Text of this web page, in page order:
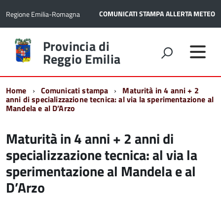
Regione Emilia-Romagna COMUNICATI STAMPAALLERTA METEO
Torna
alla
home
Provincia di
Reggio Emilia
Home Comunicati stampa Maturità in 4 anni + 2
anni di specializzazione tecnica: al via la sperimentazione al
Mandela e al D’Arzo
Maturità in 4 anni + 2 anni di
specializzazione tecnica: al via la
sperimentazione al Mandela e al
D’Arzo